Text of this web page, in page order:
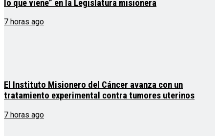
lo que viene” en la Legislatura misionera
7 horas ago
El Instituto Misionero del Cáncer avanza con un
tratamiento experimental contra tumores uterinos
7 horas ago